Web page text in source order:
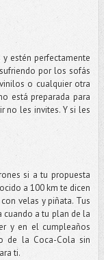
estén perfectamente
por los sofás
o cualquier otra
está preparada para
no les invites. Y si les
si a tu propuesta
a 100 km te dicen
velas y piñata. Tus
cuando a tu plan de la
y en el cumpleaños
de la Coca-Cola sin
ti.